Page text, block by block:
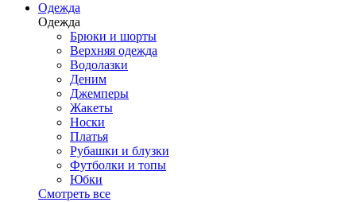
Одежда
Одежда
Брюки и шорты
Верхняя одежда
Водолазки
Деним
Джемперы
Жакеты
Носки
Платья
Рубашки и блузки
Футболки и топы
Юбки
Смотреть все